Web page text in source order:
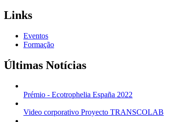
Links
Eventos
Formação
Últimas Notícias
Prémio - Ecotrophelia España 2022
Video corporativo Proyecto TRANSCOLAB